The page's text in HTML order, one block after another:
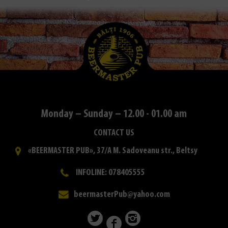
Monday – Sunday – 12.00 - 01.00 am
CONTACT US
«BEERMASTER PUB», 37/A M. Sadoveanu str., Beltsy
INFOLINE: 078405555
beermasterPub@yahoo.com